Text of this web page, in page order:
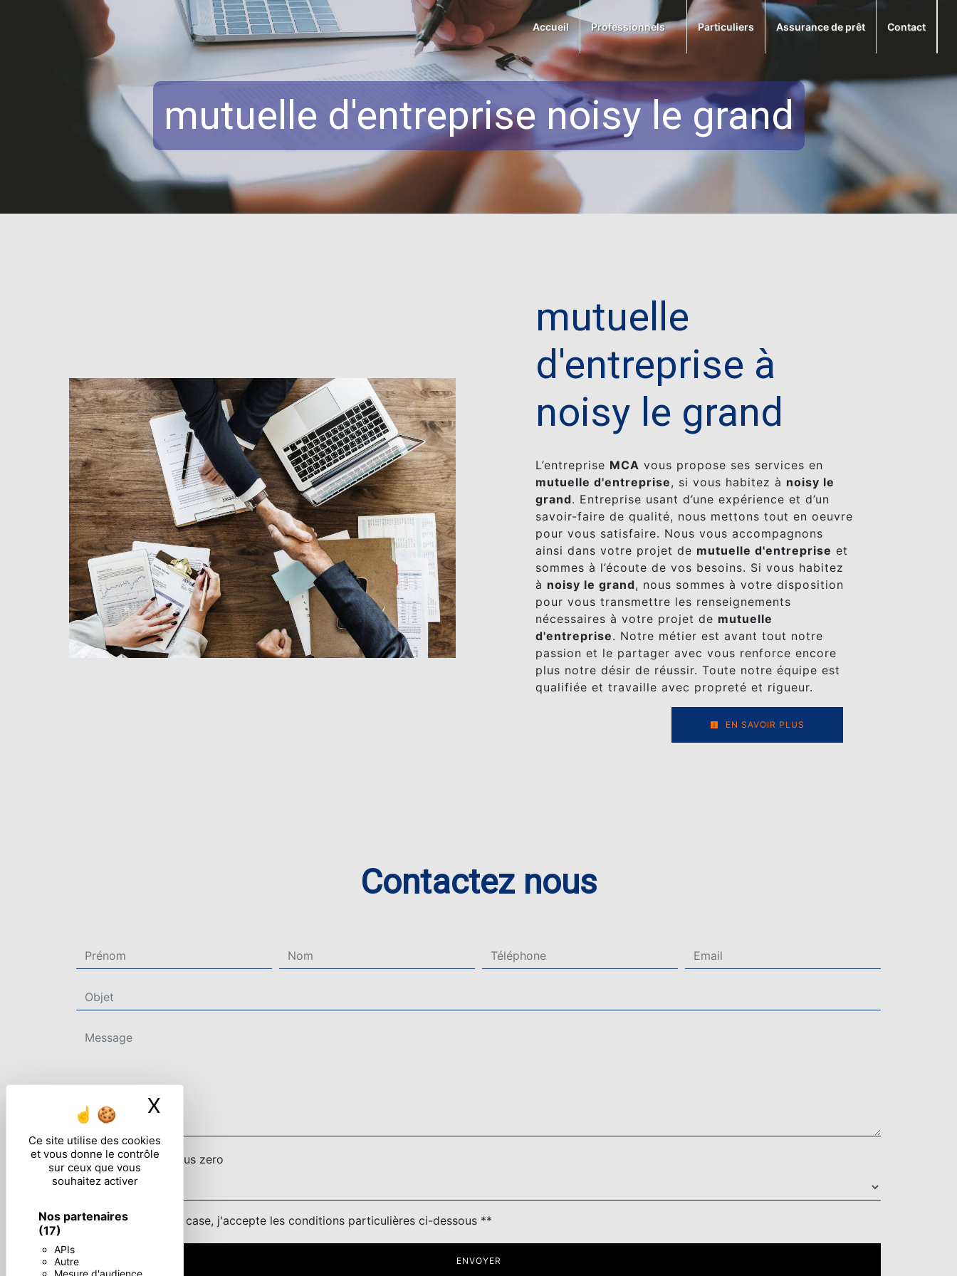
Panneau de gestion des cookies
Ce site utilise des cookies
et vous donne le contrôle
sur ceux que vous
souhaitez activer
Nos partenaires
(17)
APIs
Autre
Mesure d'audience
X
Accueil Professionnels Particuliers Assurance de prêt Contact
mutuelle d'entreprise noisy le grand
mutuelle
d'entreprise à
noisy le grand
L’entreprise MCA vous propose ses services en
mutuelle d'entreprise, si vous habitez à noisy le
grand. Entreprise usant d’une expérience et d’un
savoir-faire de qualité, nous mettons tout en oeuvre
pour vous satisfaire. Nous vous accompagnons
ainsi dans votre projet de mutuelle d'entreprise et
sommes à l’écoute de vos besoins. Si vous habitez
à noisy le grand, nous sommes à votre disposition
pour vous transmettre les renseignements
nécessaires à votre projet de mutuelle
d'entreprise. Notre métier est avant tout notre
passion et le partager avec vous renforce encore
plus notre désir de réussir. Toute notre équipe est
qualifiée et travaille avec propreté et rigueur.
EN SAVOIR PLUS
Contactez nous
Combien font dix plus zero
En cochant cette case, j'accepte les conditions particulières ci-dessous **
ENVOYER